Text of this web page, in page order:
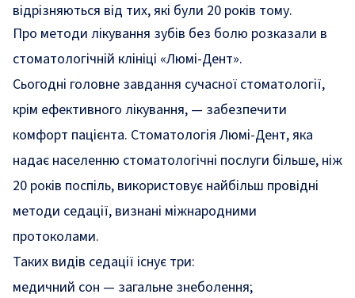
відрізняються від тих, які були 20 років тому.
Про методи лікування зубів без болю розказали в
стоматологічній клініці «Люмі-Дент».
Сьогодні головне завдання сучасної стоматології,
крім ефективного лікування, — забезпечити
комфорт пацієнта. Стоматологія Люмі-Дент, яка
надає населенню стоматологічні послуги більше, ніж
20 років поспіль, використовує найбільш провідні
методи седації, визнані міжнародними
протоколами.
Таких видів седації існує три:
медичний сон — загальне знеболення;